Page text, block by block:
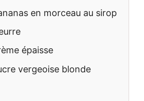
en morceau au sirop
épaisse
vergeoise blonde